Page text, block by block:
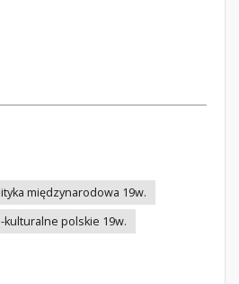
międzynarodowa 19w.
kulturalne polskie 19w.